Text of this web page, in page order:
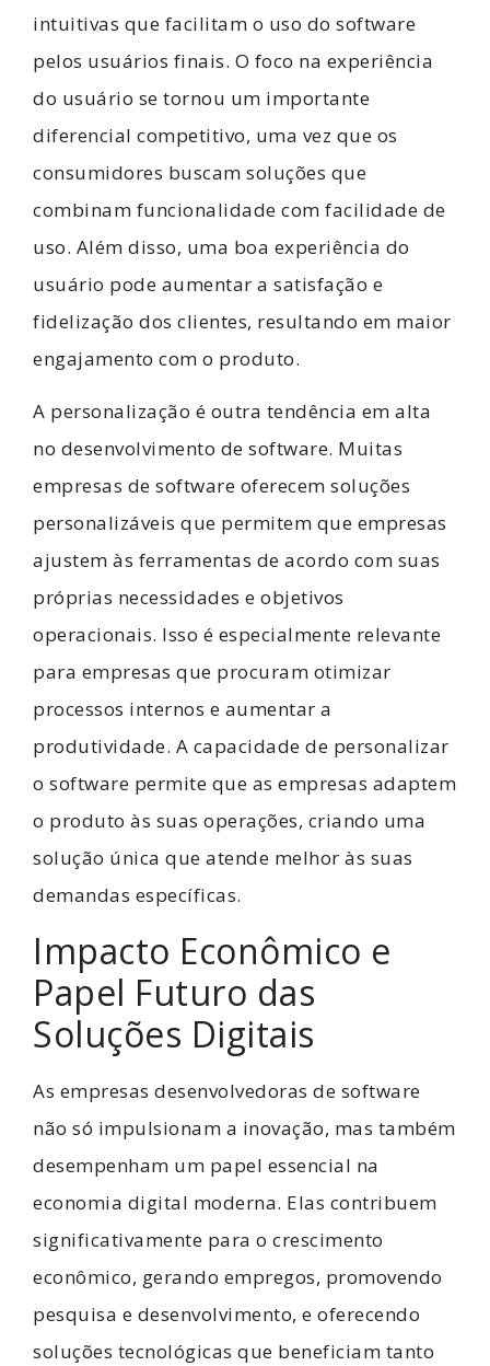
intuitivas que facilitam o uso do software
pelos usuários finais. O foco na experiência
do usuário se tornou um importante
diferencial competitivo, uma vez que os
consumidores buscam soluções que
combinam funcionalidade com facilidade de
uso. Além disso, uma boa experiência do
usuário pode aumentar a satisfação e
fidelização dos clientes, resultando em maior
engajamento com o produto.
A personalização é outra tendência em alta
no desenvolvimento de software. Muitas
empresas de software oferecem soluções
personalizáveis que permitem que empresas
ajustem às ferramentas de acordo com suas
próprias necessidades e objetivos
operacionais. Isso é especialmente relevante
para empresas que procuram otimizar
processos internos e aumentar a
produtividade. A capacidade de personalizar
o software permite que as empresas adaptem
o produto às suas operações, criando uma
solução única que atende melhor às suas
demandas específicas.
Impacto Econômico e
Papel Futuro das
Soluções Digitais
As empresas desenvolvedoras de software
não só impulsionam a inovação, mas também
desempenham um papel essencial na
economia digital moderna. Elas contribuem
significativamente para o crescimento
econômico, gerando empregos, promovendo
pesquisa e desenvolvimento, e oferecendo
soluções tecnológicas que beneficiam tanto